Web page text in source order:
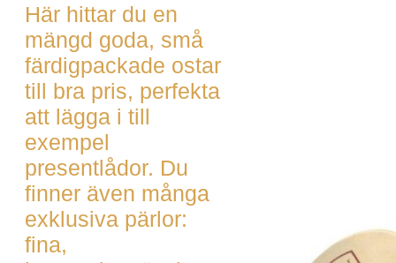
Här hittar du en
mängd goda, små
färdigpackade ostar
till bra pris, perfekta
att lägga i till
exempel
presentlådor. Du
finner även många
exklusiva pärlor:
fina,